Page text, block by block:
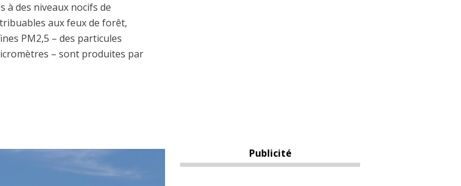
à des niveaux nocifs de
aux feux de forêt,
PM2,5 – des particules
– sont produites par
Publicité